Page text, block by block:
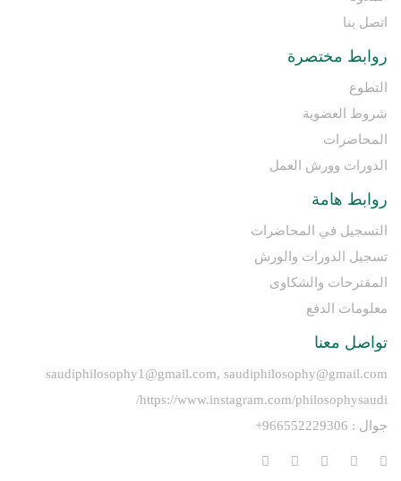
اتصل بنا
روابط مختصرة
التطوع
شروط العضوية
المحاضرات
الدورات وورش العمل
روابط هامة
التسجيل في المحاضرات
تسجيل الدورات والورش
المقترحات والشكاوى
معلومات الدفع
تواصل معنا
saudiphilosophy1@gmail.com, saudiphilosophy@gmail.com
https://www.instagram.com/philosophysaudi/
جوال : 966552229306+